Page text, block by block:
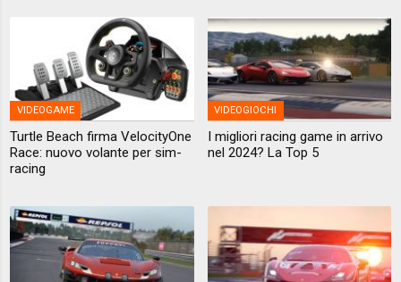
VIDEOGAME
Turtle Beach firma VelocityOne
Race: nuovo volante per sim-
racing
VIDEOGIOCHI
I migliori racing game in arrivo
nel 2024? La Top 5